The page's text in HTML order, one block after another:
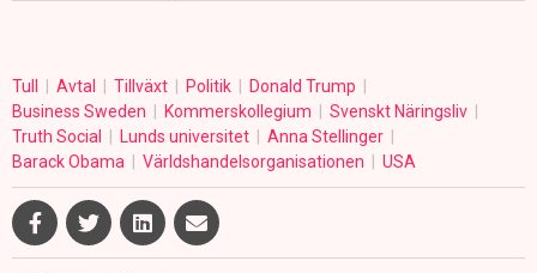
Tull Avtal Tillväxt Politik
Donald Trump
Business Sweden
Kommerskollegium
Svenskt Näringsliv
Truth Social
Lunds universitet
Anna Stellinger
Barack Obama
Världshandelsorganisationen USA